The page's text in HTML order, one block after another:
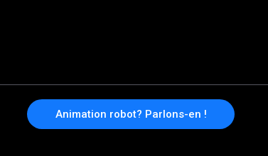
Animation robot? Parlons-en !